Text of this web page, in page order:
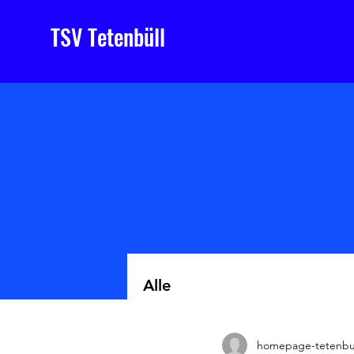
TSV Tetenbüll
Alle
homepage-